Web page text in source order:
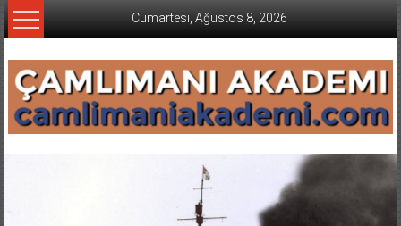
İçeriğe
geç
Cumartesi, Ağustos 8, 2026